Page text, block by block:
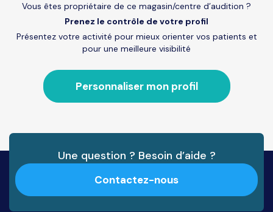
Vous êtes propriétaire de ce magasin/centre d’audition ?
Prenez le contrôle de votre profil
Présentez votre activité pour mieux orienter vos patients et
pour une meilleure visibilité
Personnaliser mon profil
Une question ? Besoin d’aide ?
Contactez-nous